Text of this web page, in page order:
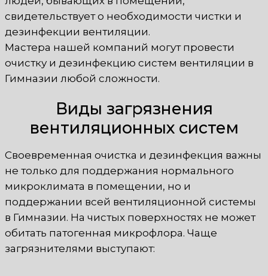
свидетельствует о необходимости чистки и
дезинфекции вентиляции.
Мастера нашей компаний могут провести
очистку и дезинфекцию систем вентиляции в
Гимназии любой сложности.
Виды загрязнения
вентиляционных систем
Своевременная очистка и дезинфекция важны
не только для поддержания нормального
микроклимата в помещении, но и
поддержании всей вентиляционной системы
в Гимназии. На чистых поверхностях не может
обитать патогенная микрофлора. Чаще
загрязнителями выступают: